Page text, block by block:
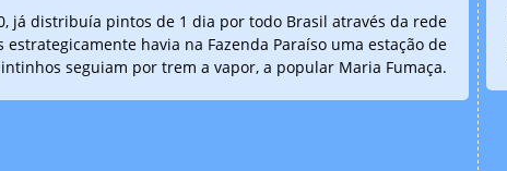
já distribuía pintos de 1 dia por todo Brasil através da rede
estrategicamente havia na Fazenda Paraíso uma estação de
seguiam por trem a vapor, a popular Maria Fumaça.